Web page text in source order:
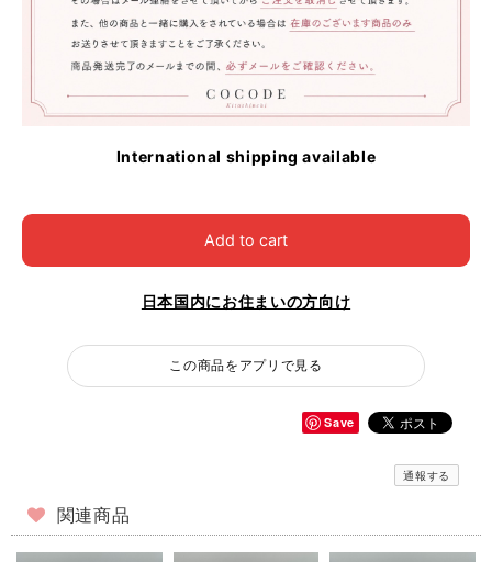
International shipping available
Add to cart
日本国内にお住まいの方向け
この商品をアプリで見る
Save
通報する
関連商品